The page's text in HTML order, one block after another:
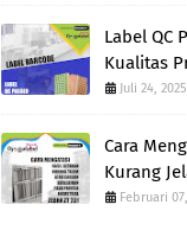
Label QC
Kualitas
Juli 24, 2025
Cara
Kurang
Februari